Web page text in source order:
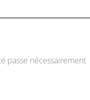
passe nécessairement